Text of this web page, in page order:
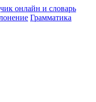
Грамматика